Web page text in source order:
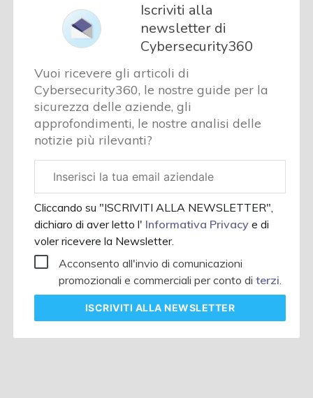
Iscriviti alla
newsletter di
Cybersecurity360
Vuoi ricevere gli articoli di
Cybersecurity360, le nostre guide per la
sicurezza delle aziende, gli
approfondimenti, le nostre analisi delle
notizie più rilevanti?
aziendale
Cliccando su "ISCRIVITI ALLA NEWSLETTER",
dichiaro di aver letto l' Informativa Privacye di
voler ricevere la Newsletter.
Acconsento all'invio di comunicazioni
promozionali e commerciali per conto diterzi.
ISCRIVITI ALLA NEWSLETTER